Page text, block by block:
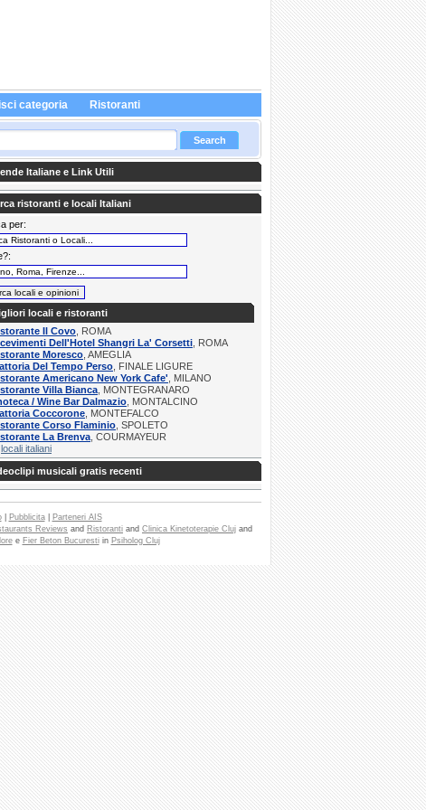
categoria Ristoranti
Italiane e Link Utili
ristoranti e locali Italiani
per:
locali e ristoranti
Il Covo , ROMA
Dell'Hotel Shangri La' Corsetti , ROMA
Moresco , AMEGLIA
Del Tempo Perso , FINALE LIGURE
Americano New York Cafe' , MILANO
Villa Bianca , MONTEGRANARO
/ Wine Bar Dalmazio , MONTALCINO
Coccorone , MONTEFALCO
Corso Flaminio , SPOLETO
La Brenva , COURMAYEUR
locali italiani
musicali gratis recenti
| Pubblicita|
Parteneri AIS
Reviews and Ristoranti and Clinica Kinetoterapie Cluj and
e Fier Beton Bucurestiin Psiholog Cluj